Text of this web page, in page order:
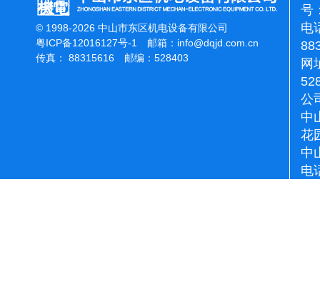
© 1998-2026 中山市东区机电设备有限公司
粤ICP备12016127号-1
邮箱： info@dqjd.com.cn
传真： 88315616 邮编：528403
号
电
网
公
中
花
中
电